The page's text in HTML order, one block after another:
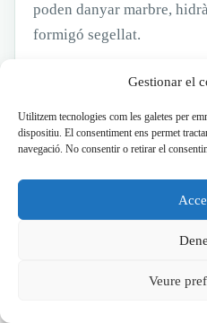
Gestionar el
Utilitzem tecnologies com les galetes per
dispositiu. El consentiment ens permet
navegació. No consentir o retirar el
Veure
poden danyar marbre,
formigó segellat.
Treballs
abrillantat i
combinem diagnosi,